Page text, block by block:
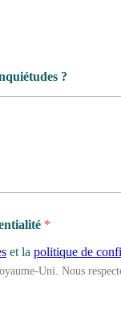
?
*
et la politique de
Uni. Nous